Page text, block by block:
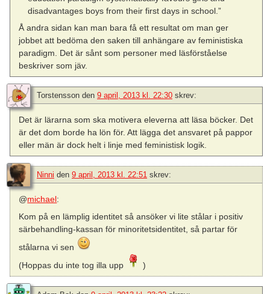
disadvantages boys from their first days in school.”
Å andra sidan kan man bara få ett resultat om man ger
jobbet att bedöma den saken till anhängare av feministiska
paradigm. Det är sånt som personer med läsförståelse
beskriver som jäv.
Torstensson den 9 april, 2013 kl. 22:30 skrev:
Det är lärarna som ska motivera eleverna att läsa böcker. Det
är det dom borde ha lön för. Att lägga det ansvaret på pappor
eller män är dock helt i linje med feministisk logik.
Ninni den 9 april, 2013 kl. 22:51 skrev:
@michael:
Kom på en lämplig identitet så ansöker vi lite stålar i positiv
särbehandling-kassan för minoritetsidentitet, så partar för
stålarna vi sen
(Hoppas du inte tog illa upp
)